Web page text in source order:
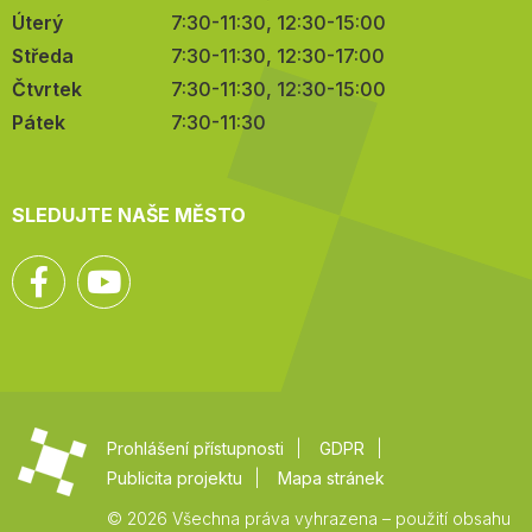
Úterý
7:30-11:30, 12:30-15:00
Středa
7:30-11:30, 12:30-17:00
Čtvrtek
7:30-11:30, 12:30-15:00
Pátek
7:30-11:30
SLEDUJTE NAŠE MĚSTO
Facebook
Prohlášení přístupnosti
GDPR
Publicita projektu
Mapa stránek
© 2026 Všechna práva vyhrazena – použití obsahu